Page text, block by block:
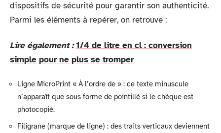
dispositifs de sécurité pour garantir son authenticité.
Parmi les éléments à repérer, on retrouve :
Lire également : 1/4 de litre en cl : conversion
simple pour ne plus se tromper
Ligne MicroPrint « À l’ordre de » : ce texte minuscule
n’apparaît que sous forme de pointillé si le chèque est
photocopié.
Filigrane (marque de ligne) : des traits verticaux deviennent